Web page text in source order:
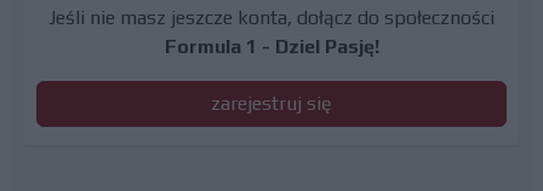
Jeśli nie masz jeszcze konta, dołącz do społeczności
Formula 1 - Dziel Pasję!
zarejestruj się